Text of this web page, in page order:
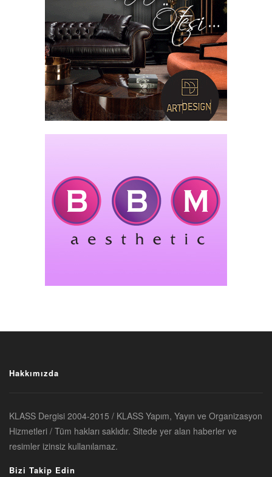
Hakkımızda
KLASS Dergisi 2004-2015 / KLASS Yapım, Yayın ve Organizasyon
Hizmetleri / Tüm hakları saklıdır. Sitede yer alan haberler ve
resimler izinsiz kullanılamaz.
Bizi Takip Edin